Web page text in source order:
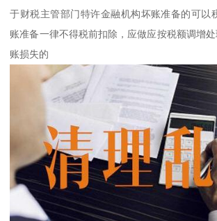
于财税主管部门特许金融机构坏账准备的可以
账准备一律不得税前扣除，应做应按税额调增
账损失的